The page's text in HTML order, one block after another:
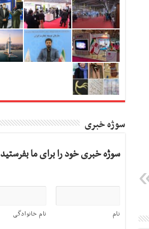
سوژه خبری
سوژه خبری خود را برای ما بفرستید
نام نام خانوادگی